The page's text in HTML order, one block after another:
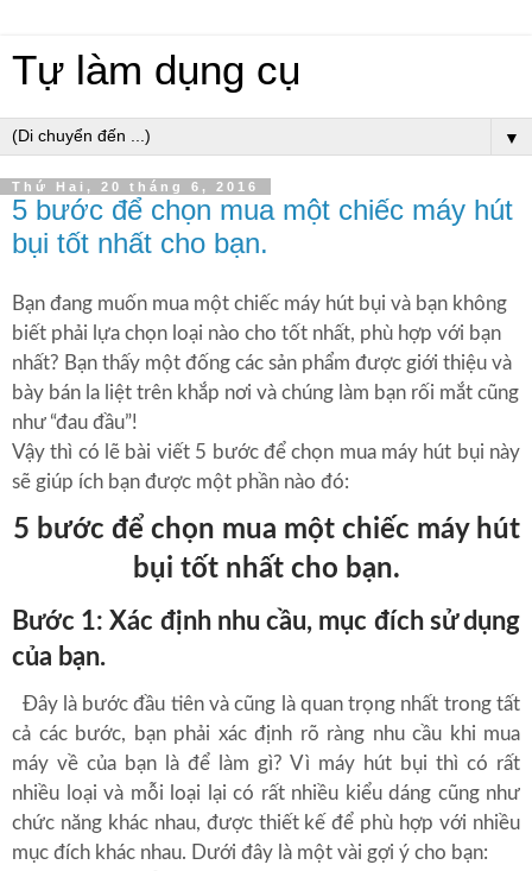
Tự làm dụng cụ
▼
Thứ Hai, 20 tháng 6, 2016
5 bước để chọn mua một chiếc máy hút
bụi tốt nhất cho bạn.
Bạn đang muốn mua một chiếc máy hút bụi và bạn không
biết phải lựa chọn loại nào cho tốt nhất, phù hợp với bạn
nhất? Bạn thấy một đống các sản phẩm được giới thiệu và
bày bán la liệt trên khắp nơi và chúng làm bạn rối mắt cũng
như “đau đầu”!
Vậy thì có lẽ bài viết 5 bước để chọn mua máy hút bụi này
sẽ giúp ích bạn được một phần nào đó:
5 bước để chọn mua một chiếc máy hút
bụi tốt nhất cho bạn.
Bước 1: Xác định nhu cầu, mục đích sử dụng
của bạn.
Đây là bước đầu tiên và cũng là quan trọng nhất trong tất
cả các bước, bạn phải xác định rõ ràng nhu cầu khi mua
máy về của bạn là để làm gì? Vì máy hút bụi thì có rất
nhiều loại và mỗi loại lại có rất nhiều kiểu dáng cũng như
chức năng khác nhau, được thiết kế để phù hợp với nhiều
mục đích khác nhau. Dưới đây là một vài gợi ý cho bạn: